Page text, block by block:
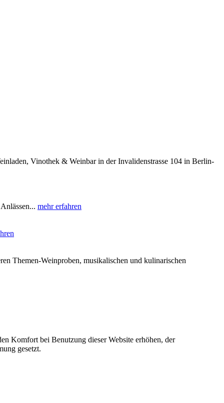
Vinothek & Weinbar in der Invalidenstrasse 104 in Berlin-
mehr erfahren
Themen-Weinproben, musikalischen und kulinarischen
Komfort bei Benutzung dieser Website erhöhen, der
gesetzt.